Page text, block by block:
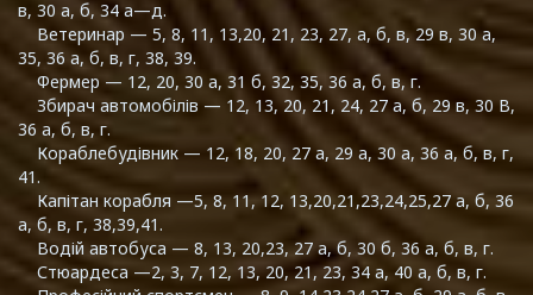
в, 30 а, б, 34 а—д.
Ветеринар — 5, 8, 11, 13,20, 21, 23, 27, а, б, в, 29 в, 30 а,
35, 36 а, б, в, г, 38, 39.
Фермер — 12, 20, 30 а, 31 б, 32, 35, 36 а, б, в, г.
Збирач автомобілів — 12, 13, 20, 21, 24, 27 а, б, 29 в, 30 В,
36 а, б, в, г.
Кораблебудівник — 12, 18, 20, 27 а, 29 а, 30 а, 36 а, б, в, г,
41.
Капітан корабля —5, 8, 11, 12, 13,20,21,23,24,25,27 а, б, 36
а, б, в, г, 38,39,41.
Водій автобуса — 8, 13, 20,23, 27 а, б, 30 б, 36 а, б, в, г.
Стюардеса —2, 3, 7, 12, 13, 20, 21, 23, 34 а, 40 а, б, в, г.